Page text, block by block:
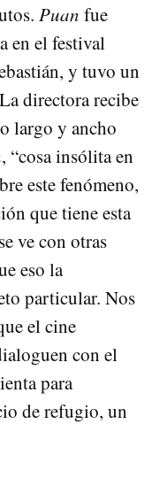
Puan fue
en el festival
y tuvo un
directora recibe
largo y ancho
, “cosa insólita en
este fenómeno,
que tiene esta
ve con otras
eso la
particular. Nos
el cine
con el
para
de refugio, un